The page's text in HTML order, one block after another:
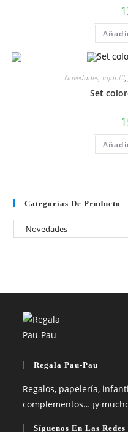
Novedades, Infantil,
Set
Categorías De Producto
Regala Pau-Pau
Regalos, papelería,
complementos… ¡y
Síguenos En Las Redes